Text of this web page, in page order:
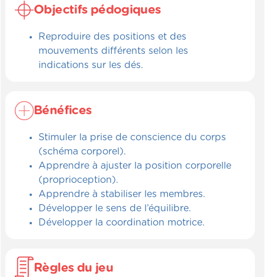
Objectifs pédogiques
Reproduire des positions et des
mouvements différents selon les
indications sur les dés.
Bénéfices
Stimuler la prise de conscience du corps
(schéma corporel).
Apprendre à ajuster la position corporelle
(proprioception).
Apprendre à stabiliser les membres.
Développer le sens de l’équilibre.
Développer la coordination motrice.
Règles du jeu